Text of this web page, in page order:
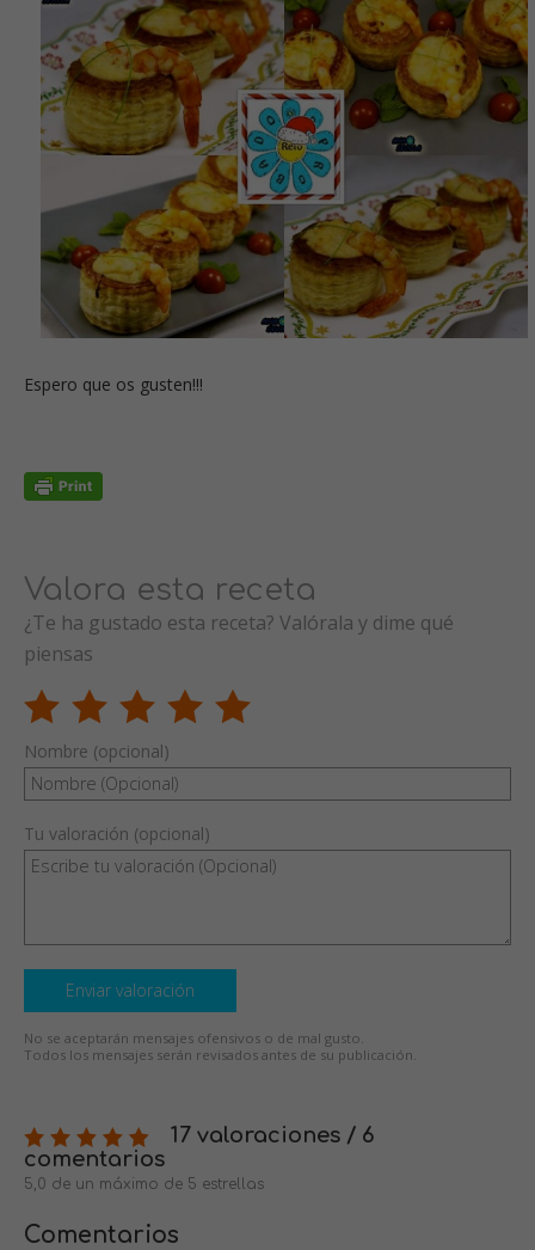
Espero que os gusten!!!
Valora esta receta
¿Te ha gustado esta receta? Valórala y dime qué
piensas
Nombre (opcional)
Tu valoración (opcional)
Enviar valoración
No se aceptarán mensajes ofensivos o de mal gusto.
Todos los mensajes serán revisados antes de su publicación.
17 valoraciones / 6
comentarios
5,0 de un máximo de 5 estrellas
Comentarios